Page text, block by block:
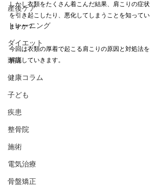
産後ケア
トレーニング
ダイエット
頭痛
健康コラム
子ども
疾患
整骨院
施術
電気治療
骨盤矯正
しかし衣類をたくさん着こんだ結果、肩こりの症状
を引き起こしたり、悪化してしまうことを知ってい
ますか？
今回は衣類の厚着で起こる肩こりの原因と対処法を
解説していきます。